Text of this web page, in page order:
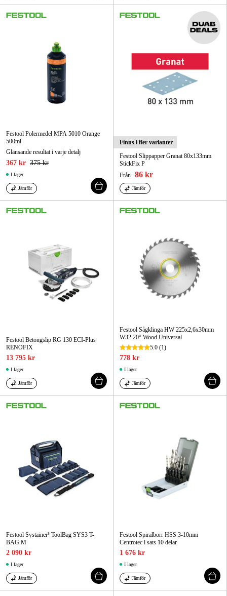
Festool Polermedel MPA 5010 Orange
500ml
Glänsande resultat i varje detalj
367 kr 375 kr
I lager
Jämför
Finns i fler varianter
Festool Slippapper Granat 80x133mm
StickFix P
Från 86 kr
Jämför
Festool Betongslip RG 130 ECI-Plus
RENOFIX
13 795 kr
I lager
Jämför
Festool Sågklinga HW 225x2,6x30mm
W32 20° Wood Universal
5.0 (1)
778 kr
I lager
Jämför
Festool Systainer³ ToolBag SYS3 T-
BAG M
2 090 kr
I lager
Jämför
Festool Spiralborr HSS 3-10mm
Centrotec i sats 10 delar
1 676 kr
I lager
Jämför